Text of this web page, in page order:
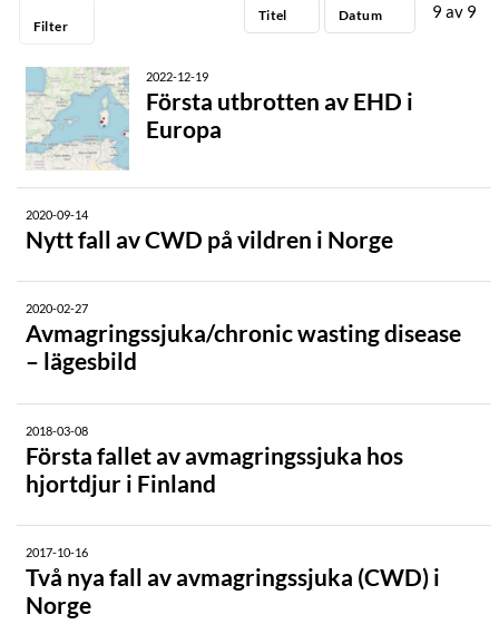
Filter
Titel Datum 9 av 9
Renögabloggen
Spjuverbloggen
DJURSLAG
ÅR
2022-12-19
Första utbrotten av EHD i
Europa
2020-09-14
Nytt fall av CWD på vildren i Norge
2020-02-27
Avmagringssjuka/chronic wasting disease
– lägesbild
2018-03-08
Första fallet av avmagringssjuka hos
hjortdjur i Finland
2017-10-16
Två nya fall av avmagringssjuka (CWD) i
Norge